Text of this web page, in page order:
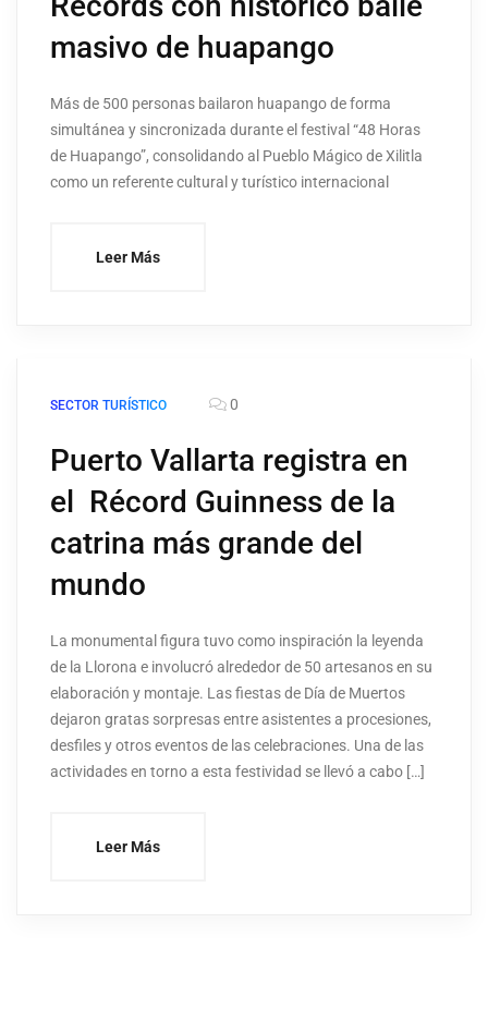
masivo de huapango
Más de 500 personas bailaron huapango de forma
simultánea y sincronizada durante el festival “48 Horas
de Huapango”, consolidando al Pueblo Mágico de Xilitla
como un referente cultural y turístico internacional
Leer Más
SECTOR TURÍSTICO 0
Puerto Vallarta registra en
el Récord Guinness de la
catrina más grande del
mundo
La monumental figura tuvo como inspiración la leyenda
de la Llorona e involucró alrededor de 50 artesanos en su
elaboración y montaje. Las fiestas de Día de Muertos
dejaron gratas sorpresas entre asistentes a procesiones,
desfiles y otros eventos de las celebraciones. Una de las
actividades en torno a esta festividad se llevó a cabo […]
Leer Más